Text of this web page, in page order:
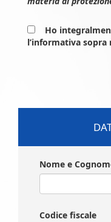
Ho
l’informativa
Nome e
Codice fiscale